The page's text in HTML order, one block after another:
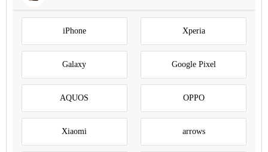
iPhone Xperia
Galaxy Google Pixel
AQUOS OPPO
Xiaomi arrows